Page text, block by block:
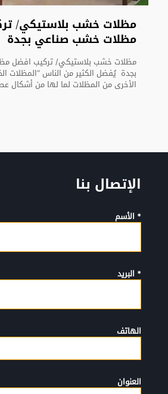
مظلات خشب بلاستيكي/
مظلات خشب صناعي بجدة
مظلات خشب بلاستيكي/ تركيب افضل
بجدة يُفضل الكثير من الناس “المظلات
الأخرى من المظلات لما لها من أشكال
الإتصال بنا
* الأسم
* البريد
الهاتف
العنوان